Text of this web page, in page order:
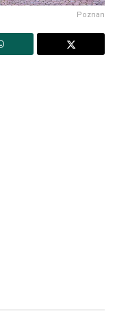
Poznan